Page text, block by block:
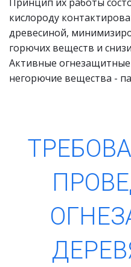
кислороду
древесиной,
горючих веществ и
Активные
негорючие вещества -